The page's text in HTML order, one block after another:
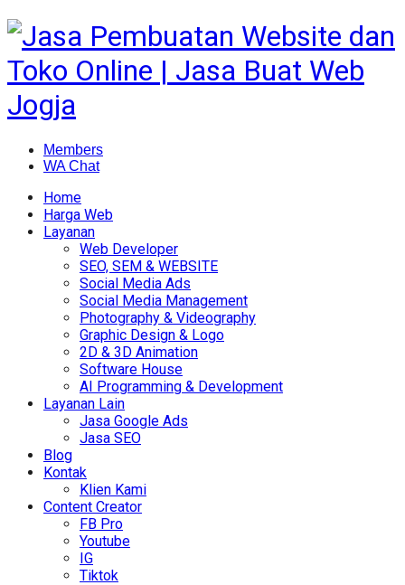
Members
WA Chat
Home
Harga Web
Layanan
Web Developer
SEO, SEM & WEBSITE
Social Media Ads
Social Media Management
Photography & Videography
Graphic Design & Logo
2D & 3D Animation
Software House
AI Programming & Development
Layanan Lain
Jasa Google Ads
Jasa SEO
Blog
Kontak
Klien Kami
Content Creator
FB Pro
Youtube
IG
Tiktok